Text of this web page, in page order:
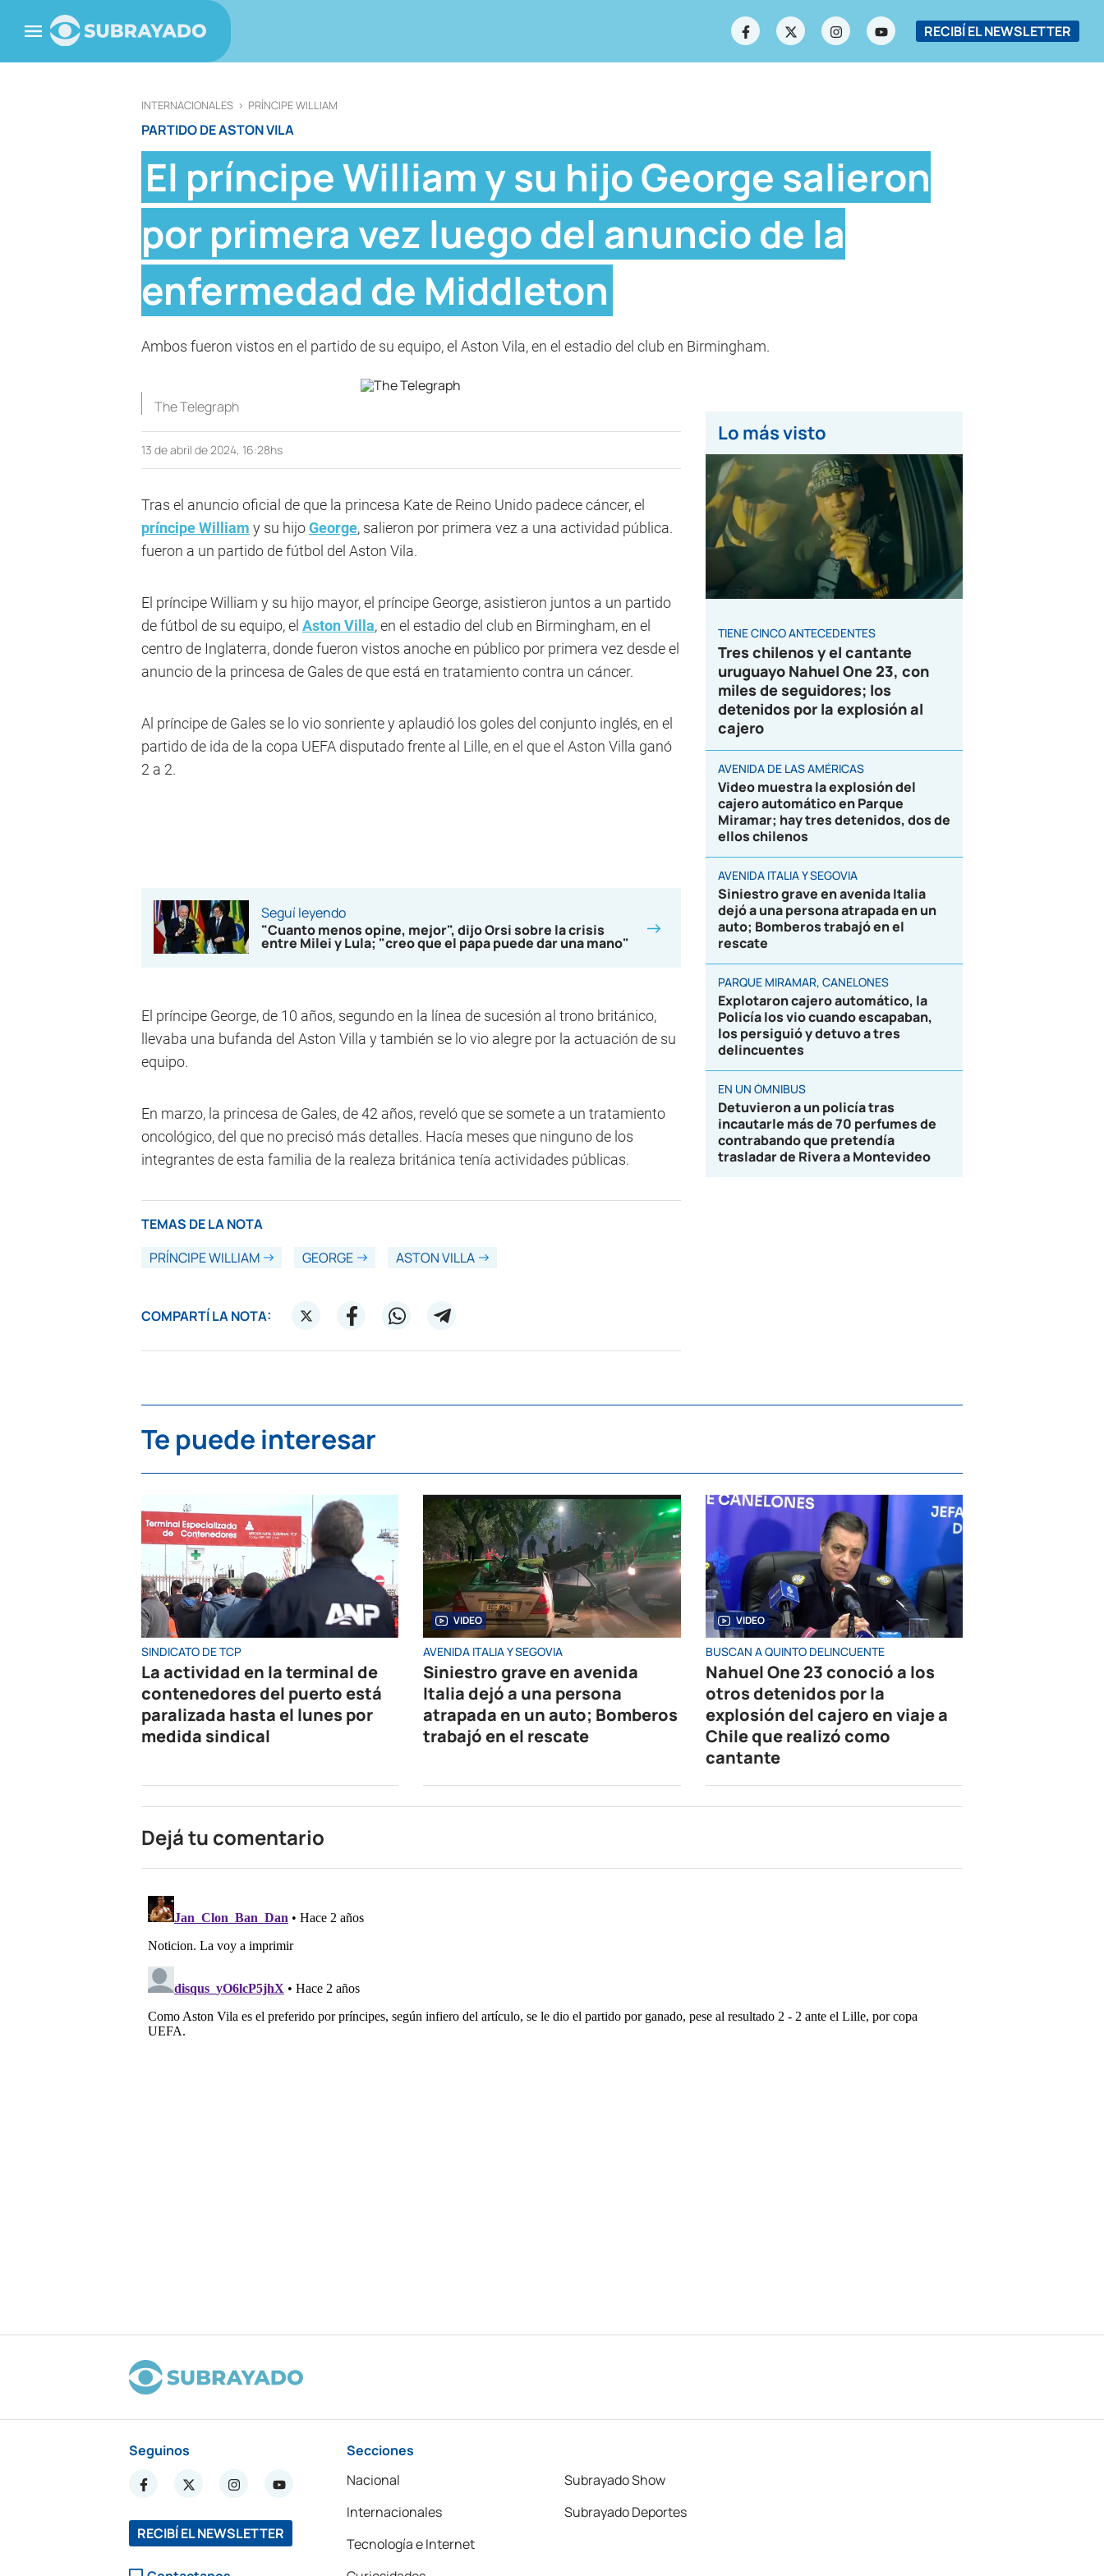
RECIBÍ EL NEWSLETTER
INTERNACIONALES > PRÍNCIPE WILLIAM
PARTIDO DE ASTON VILA
El príncipe William y su hijo George salieron
por primera vez luego del anuncio de la
enfermedad de Middleton
Ambos fueron vistos en el partido de su equipo, el Aston Vila, en el estadio del club en Birmingham.
The Telegraph
13 de abril de 2024, 16:28hs
Tras el anuncio oficial de que la princesa Kate de Reino Unido padece cáncer, el
príncipe William y su hijoGeorge, salieron por primera vez a una actividad pública.
fueron a un partido de fútbol del Aston Vila.
El príncipe William y su hijo mayor, el príncipe George, asistieron juntos a un partido
de fútbol de su equipo, el Aston Villa, en el estadio del club en Birmingham, en el
centro de Inglaterra, donde fueron vistos anoche en público por primera vez desde el
anuncio de la princesa de Gales de que está en tratamiento contra un cáncer.
Al príncipe de Gales se lo vio sonriente y aplaudió los goles del conjunto inglés, en el
partido de ida de la copa UEFA disputado frente al Lille, en el que el Aston Villa ganó
2 a 2.
Seguí leyendo
"Cuanto menos opine, mejor", dijo Orsi sobre la crisis
entre Milei y Lula; "creo que el papa puede dar una mano"
El príncipe George, de 10 años, segundo en la línea de sucesión al trono británico,
llevaba una bufanda del Aston Villa y también se lo vio alegre por la actuación de su
equipo.
En marzo, la princesa de Gales, de 42 años, reveló que se somete a un tratamiento
oncológico, del que no precisó más detalles. Hacía meses que ninguno de los
integrantes de esta familia de la realeza británica tenía actividades públicas.
TEMAS DE LA NOTA
PRÍNCIPE WILLIAM
GEORGE ASTON VILLA
COMPARTÍ LA NOTA:
Lo más visto
TIENE CINCO ANTECEDENTES
Tres chilenos y el cantante
uruguayo Nahuel One 23, con
miles de seguidores; los
detenidos por la explosión al
cajero
AVENIDA DE LAS AMÉRICAS
Video muestra la explosión del
cajero automático en Parque
Miramar; hay tres detenidos, dos de
ellos chilenos
AVENIDA ITALIA Y SEGOVIA
Siniestro grave en avenida Italia
dejó a una persona atrapada en un
auto; Bomberos trabajó en el
rescate
PARQUE MIRAMAR, CANELONES
Explotaron cajero automático, la
Policía los vio cuando escapaban,
los persiguió y detuvo a tres
delincuentes
EN UN ÓMNIBUS
Detuvieron a un policía tras
incautarle más de 70 perfumes de
contrabando que pretendía
trasladar de Rivera a Montevideo
Te puede interesar
SINDICATO DE TCP
La actividad en la terminal de
contenedores del puerto está
paralizada hasta el lunes por
medida sindical
VIDEO
AVENIDA ITALIA Y SEGOVIA
Siniestro grave en avenida
Italia dejó a una persona
atrapada en un auto; Bomberos
trabajó en el rescate
VIDEO
BUSCAN A QUINTO DELINCUENTE
Nahuel One 23 conoció a los
otros detenidos por la
explosión del cajero en viaje a
Chile que realizó como
cantante
Dejá tu comentario
Seguinos
RECIBÍ EL NEWSLETTER
Secciones
Nacional
Internacionales
Tecnología e Internet
Subrayado Show
Subrayado Deportes